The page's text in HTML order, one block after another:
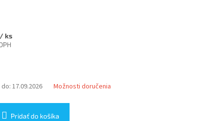
/ ks
17.09.2026 Možnosti doručenia
Pridať do košíka